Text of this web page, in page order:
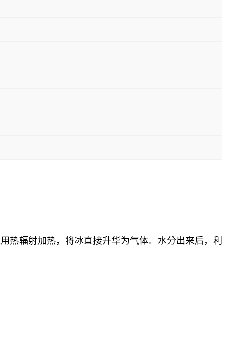
辐射加热，将冰直接升华为气体。水分出来后，利